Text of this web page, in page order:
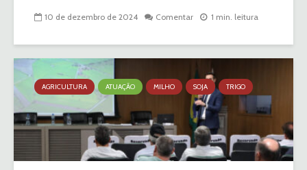
10 de dezembro de 2024 Comentar 1 min. leitura
AGRICULTURA ATUAÇÃO MILHO SOJA TRIGO